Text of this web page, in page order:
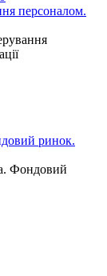
персоналом.
ринок.
Фондовий